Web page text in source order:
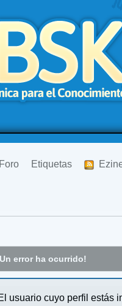
Etiquetas
error ha ocurrido!
usuario cuyo perfil estás